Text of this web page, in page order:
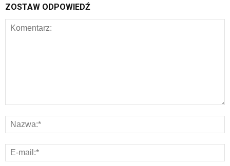
ZOSTAW ODPOWIEDŹ